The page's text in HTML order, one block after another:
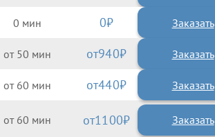
0 0 Заказать
50 940
60 440
60 1100